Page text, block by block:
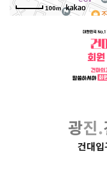
100m
광진.
건대입